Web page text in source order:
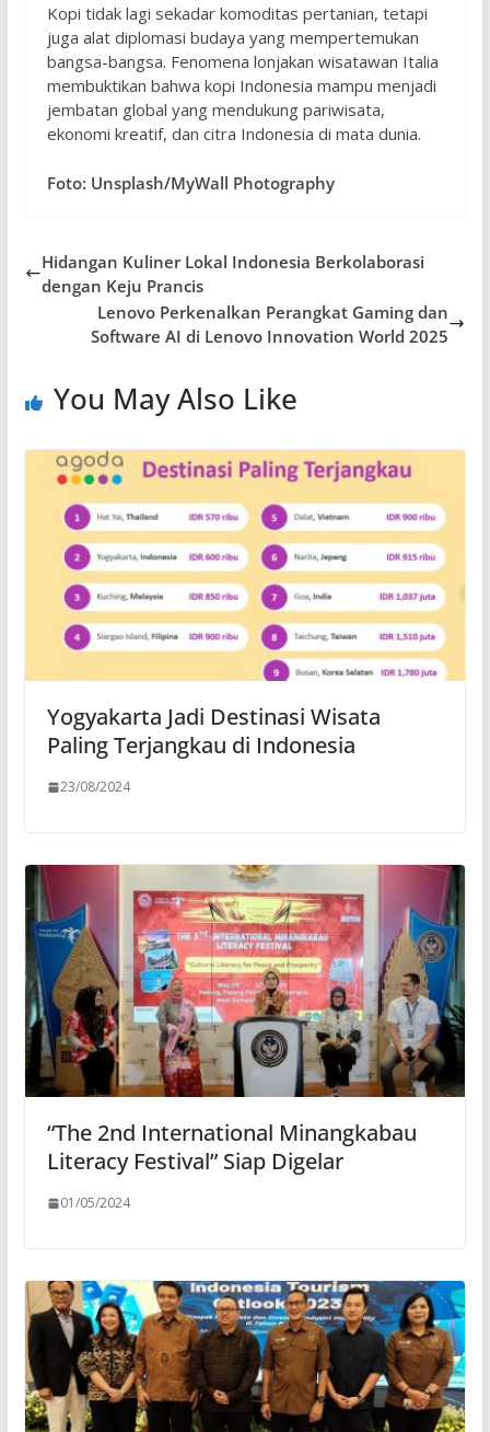
Kopi tidak lagi sekadar komoditas pertanian, tetapi
juga alat diplomasi budaya yang mempertemukan
bangsa-bangsa. Fenomena lonjakan wisatawan Italia
membuktikan bahwa kopi Indonesia mampu menjadi
jembatan global yang mendukung pariwisata,
ekonomi kreatif, dan citra Indonesia di mata dunia.
Foto: Unsplash/MyWall Photography
Hidangan Kuliner Lokal Indonesia Berkolaborasi
dengan Keju Prancis
Lenovo Perkenalkan Perangkat Gaming dan
Software AI di Lenovo Innovation World 2025
You May Also Like
Yogyakarta Jadi Destinasi Wisata
Paling Terjangkau di Indonesia
23/08/2024
“The 2nd International Minangkabau
Literacy Festival” Siap Digelar
01/05/2024